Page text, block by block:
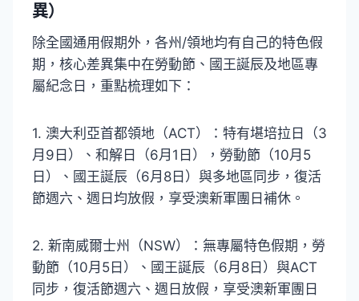
異）
除全國通用假期外，各州/領地均有自己的特色假
期，核心差異集中在勞動節、國王誕辰及地區專
屬紀念日，重點梳理如下：
1. 澳大利亞首都領地（ACT）：特有堪培拉日（3
月9日）、和解日（6月1日），勞動節（10月5
日）、國王誕辰（6月8日）與多地區同步，復活
節週六、週日均放假，享受澳新軍團日補休。
2. 新南威爾士州（NSW）：無專屬特色假期，勞
動節（10月5日）、國王誕辰（6月8日）與ACT
同步，復活節週六、週日放假，享受澳新軍團日